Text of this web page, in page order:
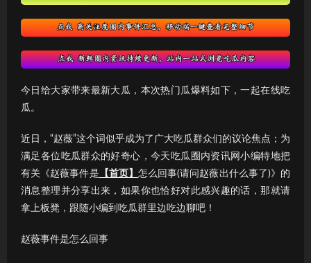
今日给大家带来最新大瓜，本次热门瓜爆料如下，一起在线吃
瓜。
近日，“赵薇”这个词似乎成为了广大吃瓜群众们的议论焦点；为
满足各位吃瓜群众的好奇心，今天吃瓜圈内资讯网小编特地把
有关《赵薇事件是 【首页】 怎么回事(请问赵薇出什么事了)》的
消息整理并分享出来，如果你也恰好对此感兴趣的话，那就请
拿上板凳，跟随小编到吃瓜群里边吃边聊吧！
赵薇事件是怎么回事